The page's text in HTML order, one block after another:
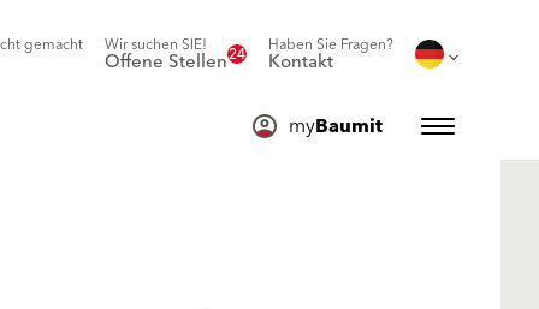
gemacht Wir suchen SIE!
Offene Stellen24 Haben Sie Fragen?
Kontakt
myBaumit